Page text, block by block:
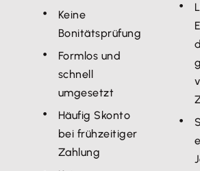
Keine
Bonitätsprüfung
Formlos und
schnell
umgesetzt
Häufig Skonto
bei frühzeitiger
Zahlung